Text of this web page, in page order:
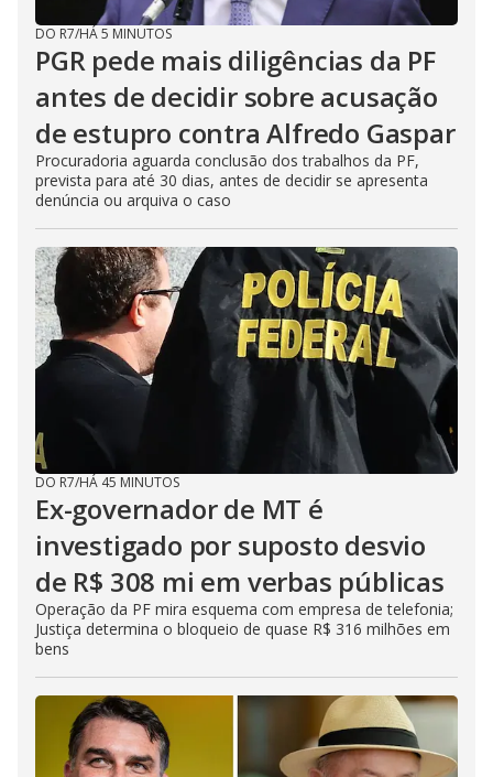
DO R7/HÁ 5 MINUTOS
PGR pede mais diligências da PF
antes de decidir sobre acusação
de estupro contra Alfredo Gaspar
Procuradoria aguarda conclusão dos trabalhos da PF,
prevista para até 30 dias, antes de decidir se apresenta
denúncia ou arquiva o caso
DO R7/HÁ 45 MINUTOS
Ex-governador de MT é
investigado por suposto desvio
de R$ 308 mi em verbas públicas
Operação da PF mira esquema com empresa de telefonia;
Justiça determina o bloqueio de quase R$ 316 milhões em
bens